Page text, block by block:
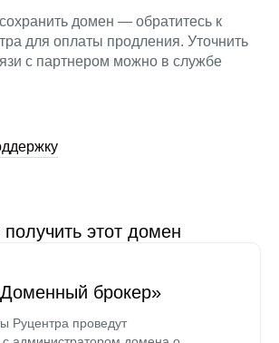
домен — обратитесь к
для оплаты продления. Уточнить
с партнером можно в службе
получить этот домен
брокер»
Руцентра проведут